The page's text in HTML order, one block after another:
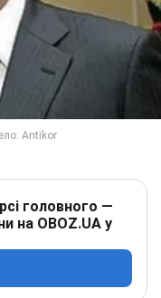
головного —
на OBOZ.UA у